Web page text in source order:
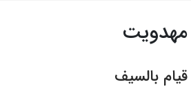
مهدویت
قیام بالسیف